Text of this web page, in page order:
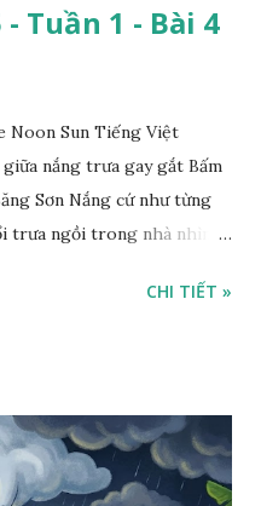
Tuần 1 - Bài 4
Noon Sun Tiếng Việt
nắng trưa gay gắt Bấm
Sơn Nắng cứ như từng
trưa ngồi trong nhà nhìn
CHI TIẾT »